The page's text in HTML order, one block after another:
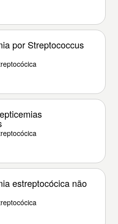
por Streptococcus
estreptocócica não